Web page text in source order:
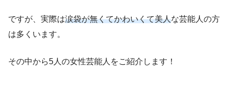
ですが、実際は涙袋が無くてかわいくて美人な芸能人の方
は多くいます。
その中から5人の女性芸能人をご紹介します！